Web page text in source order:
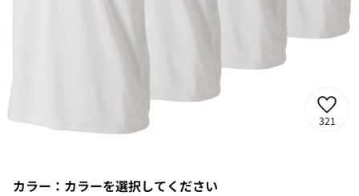
321
カラー： カラーを選択してください